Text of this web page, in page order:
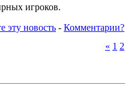
игроков.
эту новость - Комментарии?
« 1 2